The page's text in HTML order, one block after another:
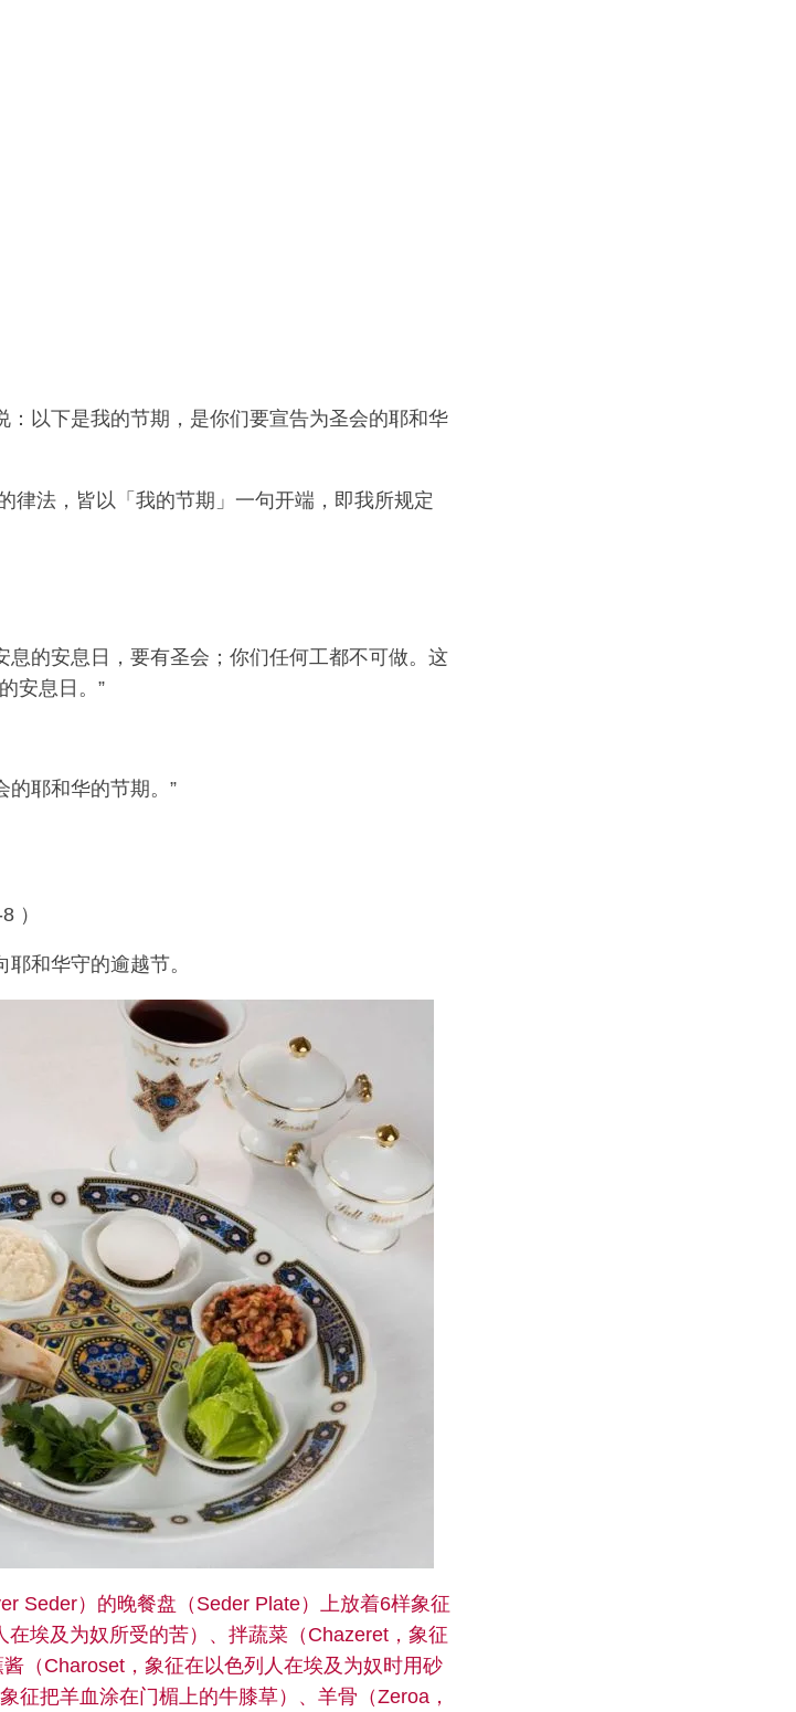
：以下是我的节期，是你们要宣告为圣会的耶和华
律法，皆以「我的节期」一句开端，即我所规定
息的安息日，要有圣会；你们任何工都不可做。这
安息日。”
的耶和华的节期。”
）
和华守的逾越节。
Seder）的晚餐盘（Seder Plate）上放着6样象征
埃及为奴所受的苦）、拌蔬菜（Chazeret，象征
（Charoset，象征在以色列人在埃及为奴时用砂
征把羊血涂在门楣上的牛膝草）、羊骨（Zeroa，